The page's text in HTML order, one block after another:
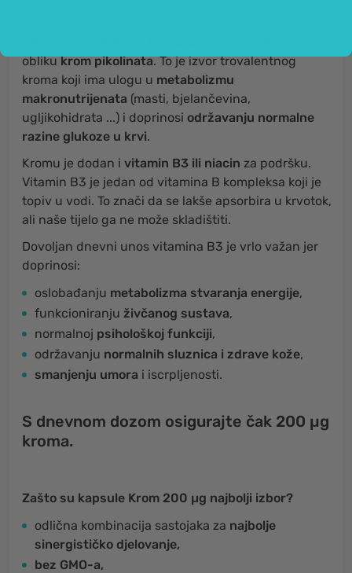
oblikukrom pikolinata. To je izvor trovalentnog
kroma koji ima ulogu u metabolizmu
makronutrijenata (masti, bjelančevina,
ugljikohidrata ...) i doprinosi održavanju normalne
razine glukoze u krvi.
Kromu je dodan i vitamin B3 ili niacin za podršku.
Vitamin B3 je jedan od vitamina B kompleksa koji je
topiv u vodi. To znači da se lakše apsorbira u krvotok,
ali naše tijelo ga ne može skladištiti.
Dovoljan dnevni unos vitamina B3 je vrlo važan jer
doprinosi:
oslobađanju metabolizma stvaranja energije,
funkcioniranju živčanog sustava,
normalnoj psihološkoj funkciji,
održavanju normalnih sluznica i zdrave kože,
smanjenju umora i iscrpljenosti.
S dnevnom dozom osigurajte čak 200 µg
kroma.
Zašto su kapsule Krom 200 µg najbolji izbor?
odlična kombinacija sastojaka za najbolje
sinergističko djelovanje,
bez GMO-a,